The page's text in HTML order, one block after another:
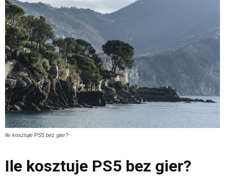
Ile kosztuje PS5 bez gier?
Ile kosztuje PS5 bez gier?